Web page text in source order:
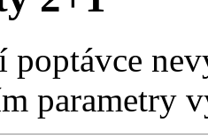
poptávce
parametry